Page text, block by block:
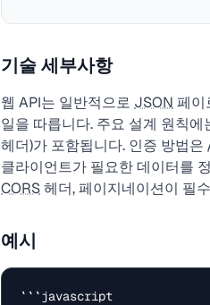
기술 세부사항
웹 API는 일반적으로 JSON 페이
일을 따릅니다. 주요 설계 원칙에
헤더)가 포함됩니다. 인증 방법은
클라이언트가 필요한 데이터를
CORS헤더, 페이지네이션이 필
예시
```javascript